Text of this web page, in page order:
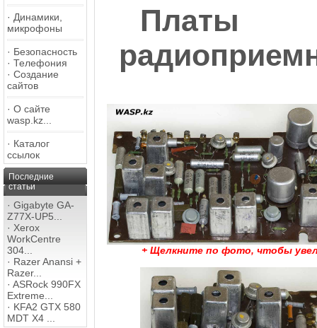
· Динамики,
микрофоны
· Безопасность
· Телефония
· Создание
сайтов
· О сайте
wasp.kz...
· Каталог
ссылок
Последние
статьи
· Gigabyte GA-
Z77X-UP5...
· Xerox
WorkCentre
304...
· Razer Anansi +
Razer...
· ASRock 990FX
Extreme...
· KFA2 GTX 580
MDT X4 ...
Платы
+ Щелкните по фото, чтобы